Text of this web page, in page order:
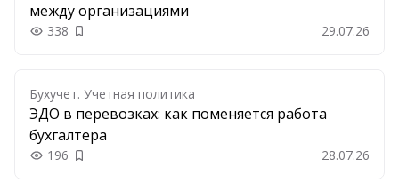
между организациями
338 Добавить в закладки 29.07.26
Бухучет. Учетная политика
ЭДО в перевозках: как поменяется работа
бухгалтера
196 Добавить в закладки 28.07.26